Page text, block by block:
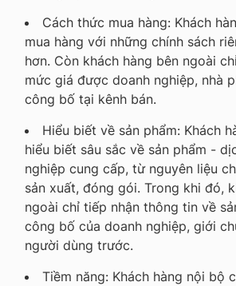
Cách thức mua hàng: Khách
mua hàng với những chính sách
hơn. Còn khách hàng bên ngoài
mức giá được doanh nghiệp, nhà
công bố tại kênh bán.
Hiểu biết về sản phẩm: Khách
hiểu biết sâu sắc về sản phẩm -
nghiệp cung cấp, từ nguyên liệu
sản xuất, đóng gói. Trong khi đó,
ngoài chỉ tiếp nhận thông tin về
công bố của doanh nghiệp, giới
người dùng trước.
Tiềm năng: Khách hàng nội bộ